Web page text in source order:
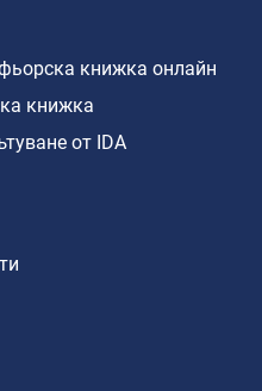
книжка онлайн
книжка
от IDA